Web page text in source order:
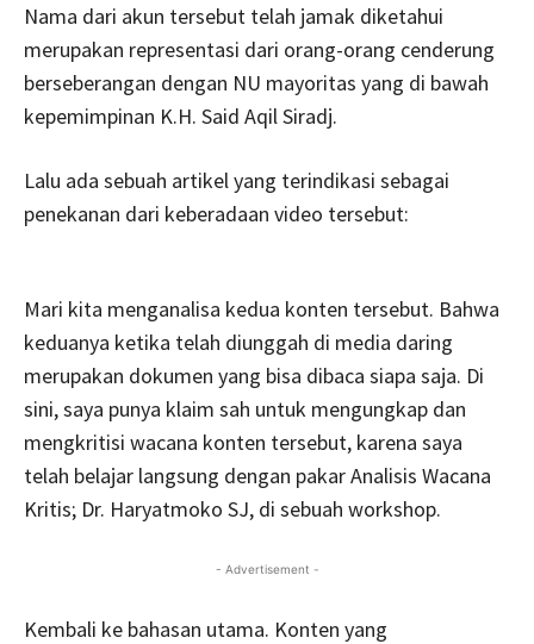
Nama dari akun tersebut telah jamak diketahui
merupakan representasi dari orang-orang cenderung
berseberangan dengan NU mayoritas yang di bawah
kepemimpinan K.H. Said Aqil Siradj.
Lalu ada sebuah artikel yang terindikasi sebagai
penekanan dari keberadaan video tersebut:
Mari kita menganalisa kedua konten tersebut. Bahwa
keduanya ketika telah diunggah di media daring
merupakan dokumen yang bisa dibaca siapa saja. Di
sini, saya punya klaim sah untuk mengungkap dan
mengkritisi wacana konten tersebut, karena saya
telah belajar langsung dengan pakar Analisis Wacana
Kritis; Dr. Haryatmoko SJ, di sebuah workshop.
- Advertisement -
Kembali ke bahasan utama. Konten yang